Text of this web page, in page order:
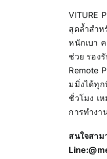
VITURE
สุดล้ำสำห
หนักเบา
ช่วย รอง
Remote
มมิ่งได้ทุก
ชั่วโมง เ
การทำงา
สนใจสา
Line: